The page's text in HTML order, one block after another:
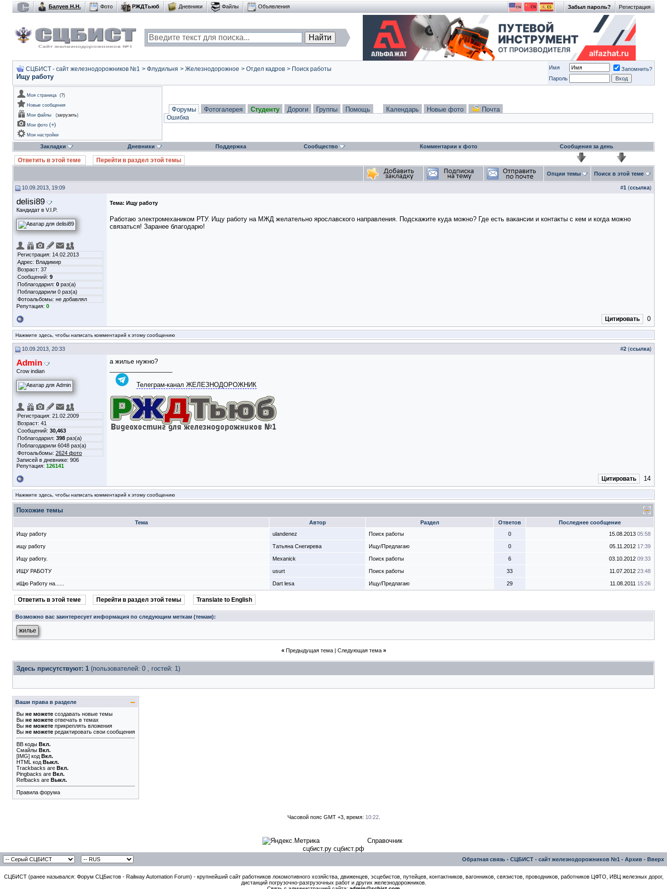
Регистрация
Забыл пароль?
Балуев Н.Н. Фото РЖДТьюб Дневники Файлы Объявления
СЦБИСТ - сайт железнодорожников №1 > Флудильня > Железнодорожное > Отдел кадров > Поиск работы
Ищу работу
Имя
Запомнить?
Пароль
Моя страница (?)
Новые сообщения
Мои файлы
(загрузить)
Мои фото (+)
Мои настройки
Форумы Фотогалерея Студенту Дороги Группы Помощь Календарь Новые фото Почта
Ошибка
Закладки Дневники Поддержка Сообщество Комментарии к фото Сообщения за день
Ответить в этой теме Перейти в раздел этой темы
Опции темы Поиск в этой теме
10.09.2013, 19:09 #1 (ссылка)
delisi89
Кандидат в V.I.P.
Регистрация: 14.02.2013
Адрес: Владимир
Возраст: 37
Сообщений: 9
Поблагодарил: 0 раз(а)
Поблагодарили 0 раз(а)
Фотоальбомы: не добавлял
Репутация: 0
Тема: Ищу работу
Работаю электромехаником РТУ. Ищу работу на МЖД желательно ярославского направления. Подскажите куда можно? Где есть вакансии и контакты с кем и когда можно
связаться! Заранее благодарю!
Цитировать 0
Нажмите здесь, чтобы написать комментарий к этому сообщению
10.09.2013, 20:33 #2 (ссылка)
Admin
Crow indian
Регистрация: 21.02.2009
Возраст: 41
Сообщений: 30,463
Поблагодарил: 398 раз(а)
Поблагодарили 6048 раз(а)
Фотоальбомы: 2624 фото
Записей в дневнике: 906
Репутация: 126141
а жилье нужно?
Телеграм-канал ЖЕЛЕЗНОДОРОЖНИК
Цитировать 14
Нажмите здесь, чтобы написать комментарий к этому сообщению
Похожие темы
Тема Автор Раздел Ответов
Последнее сообщение
Ищу работу
ulandenez Поиск работы 0 15.08.2013 05:58
ищу работу Татьяна Снегирева Ищу/Предлагаю 0 05.11.2012 17:39
Ищу работу. Mexanick Поиск работы 6 03.10.2012 09:33
ИЩУ РАБОТУ usurt Поиск работы 33 11.07.2012 23:48
иЩю Работу на...... Dart lesa Ищу/Предлагаю 29 11.08.2011 15:26
Ответить в этой теме Перейти в раздел этой темы Translate to English
Возможно вас заинтересует информация по следующим меткам (темам):
жилье
« Предыдущая тема| Следующая тема »
Здесь присутствуют: 1 (пользователей: 0 , гостей: 1)
Ваши права в разделе
Вы не можете создавать новые темы
Вы не можете отвечать в темах
Вы не можете прикреплять вложения
Вы не можете редактировать свои сообщения
BB коды Вкл.
Смайлы Вкл.
[IMG] код Вкл.
HTML код Выкл.
Trackbacks are Вкл.
Pingbacks are Вкл.
Refbacks are Выкл.
Правила форума
Часовой пояс GMT +3, время: 10:22.
Справочник
сцбист.ру сцбист.рф
Обратная связь - СЦБИСТ - сайт железнодорожников №1 - Архив - Вверх
СЦБИСТ (ранее назывался: Форум СЦБистов - Railway Automation Forum) - крупнейший сайт работников локомотивного хозяйства, движенцев, эсцебистов, путейцев, контактников, вагонников, связистов, проводников, работников ЦФТО, ИВЦ железных дорог,
дистанций погрузочно-разгрузочных работ и других железнодорожников.